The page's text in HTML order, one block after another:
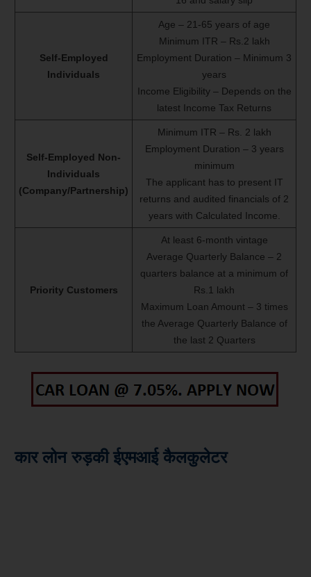
Self-Employed
Individuals
Age – 21-65 years of age
Minimum ITR – Rs.2 lakh
Employment Duration – Minimum 3
years
Income Eligibility – Depends on the
latest Income Tax Returns
Self-Employed Non-
Individuals
(Company/Partnership)
Minimum ITR – Rs. 2 lakh
Employment Duration – 3 years
minimum
The applicant has to present IT
returns and audited financials of 2
years with Calculated Income.
Priority Customers
At least 6-month vintage
Average Quarterly Balance – 2
quarters balance at a minimum of
Rs.1 lakh
Maximum Loan Amount – 3 times
the Average Quarterly Balance of
the last 2 Quarters
कार लोन रुड़की ईएमआई कैलकुलेटर